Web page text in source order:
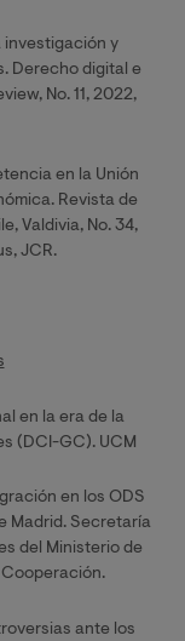
y
Derecho digital e
No. 11, 2022,
en la Unión
Revista de
Valdivia, No. 34,
JCR.
en la era de la
(DCI-GC). UCM
en los ODS
Madrid. Secretaría
del Ministerio de
Cooperación.
ante los